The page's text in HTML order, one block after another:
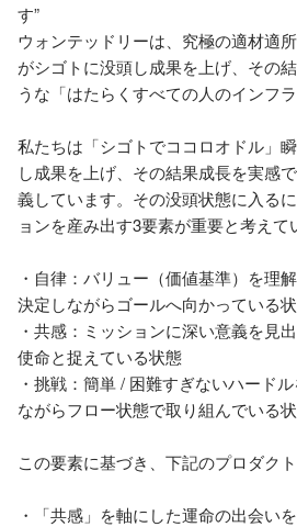
す”
ウォンテッドリーは、究極の適材適
がシゴトに没頭し成果を上げ、その
うな「はたらくすべての人のインフ
私たちは「シゴトでココロオドル」
し成果を上げ、その結果成長を実感
義しています。その没頭状態に入る
ョンを産み出す3要素が重要と考えて
・自律：バリュー（価値基準）を理
決定しながらゴールへ向かっている
・共感：ミッションに深い意義を見
使命と捉えている状態
・挑戦：簡単 / 困難すぎないハード
ながらフロー状態で取り組んでいる
この要素に基づき、下記のプロダク
・「共感」を軸にした運命の出会い